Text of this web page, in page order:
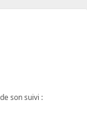
son suivi :